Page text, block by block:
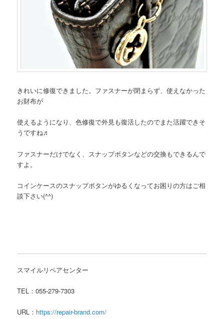
きれいに修復できました。ファスナーが閉まらず、使えなかった
お財布が
使えるようになり、色修復で外見も復活したのでまた活躍できそ
うですね♬
ファスナーだけでなく、スナップボタンなどの交換もできるんで
すよ。
コインケースのスナップボタンがゆるくなってお困りの方はご相
談下さい(^^)
スマイルリペアセンター
TEL：055-279-7303
URL： https://repair-brand.com/